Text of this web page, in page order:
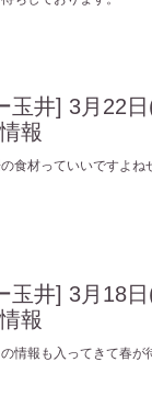
玉井] 3月22
報
材っていいですよね
玉井] 3月18
報
情報も入ってきて春が